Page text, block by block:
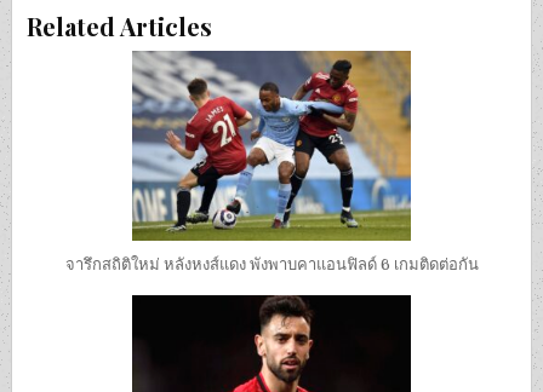
Related Articles
จารึกสถิติใหม่ หลังหงส์แดง พังพาบคาแอนฟิลด์ 6 เกมติดต่อกัน